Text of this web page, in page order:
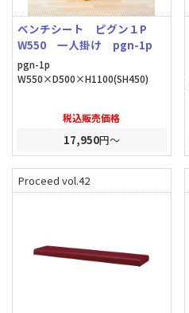
ベンチシート ピグン１P
W550 一人掛け pgn-1p
pgn-1p
W550×D500×H1100(SH450)
税込販売価格
17,950円～
Proceed vol.42